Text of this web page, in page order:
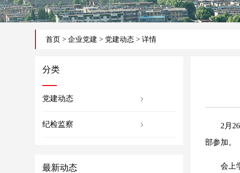
首页 > 企业党建 > 党建动态 > 详情
分类
党建动态
纪检监察
最新动态
2月
部参加。
会上